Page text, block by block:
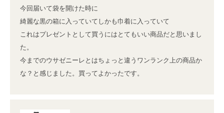
今回届いて袋を開けた時に
綺麗な黒の箱に入っていてしかも巾着に入っていて
これはプレゼントとして買うにはとてもいい商品だと思いまし
た。
今までのウサゼニーレとはちょっと違うワンランク上の商品か
な？と感じました。買ってよかったです。